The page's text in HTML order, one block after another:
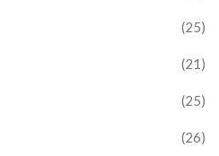
(25)
(21)
(25)
(26)